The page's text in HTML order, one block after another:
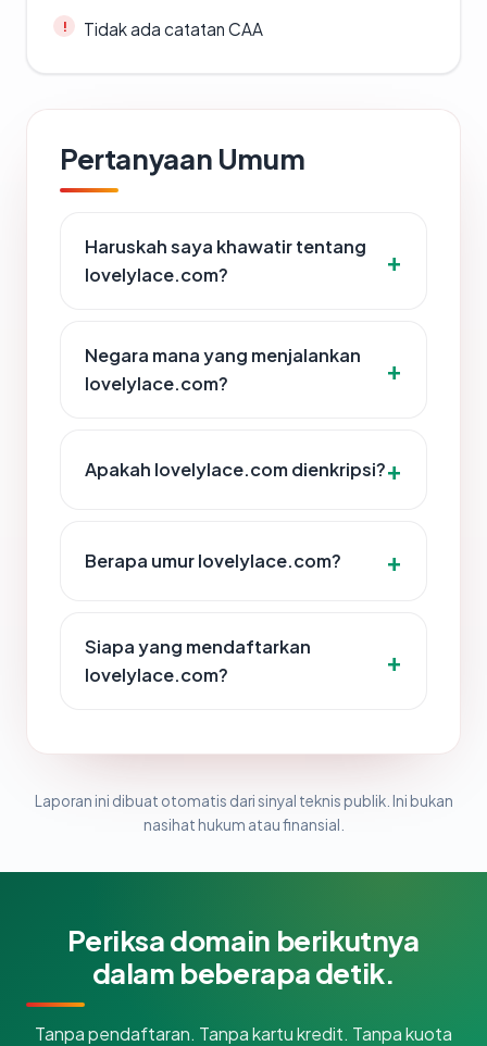
Tidak ada catatan CAA
Pertanyaan Umum
Haruskah saya khawatir tentang
lovelylace.com?
Negara mana yang menjalankan
lovelylace.com?
Apakah lovelylace.com dienkripsi?
Berapa umur lovelylace.com?
Siapa yang mendaftarkan
lovelylace.com?
Laporan ini dibuat otomatis dari sinyal teknis publik. Ini bukan
nasihat hukum atau finansial.
Periksa domain berikutnya
dalam beberapa detik.
Tanpa pendaftaran. Tanpa kartu kredit. Tanpa kuota